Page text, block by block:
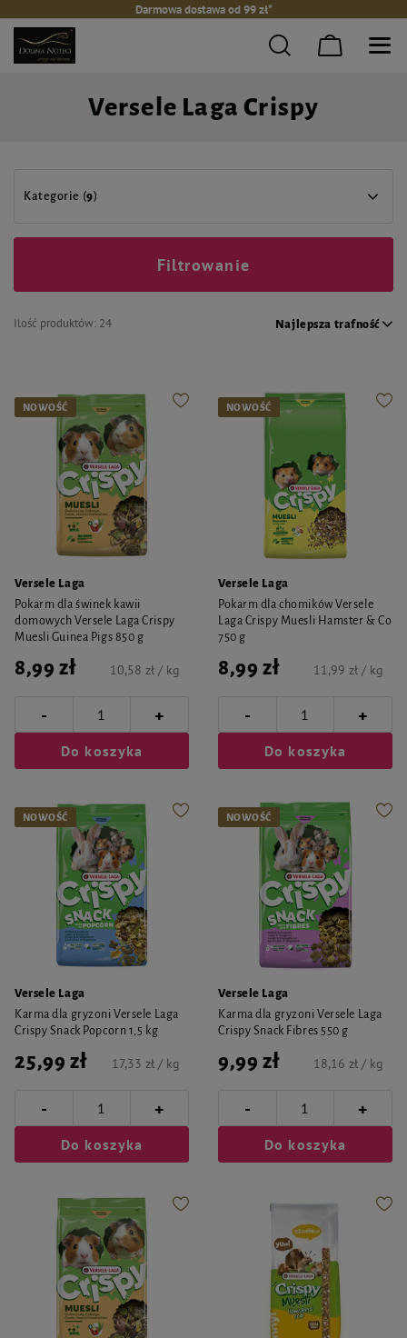
Darmowa dostawa od 99 zł*
Versele Laga Crispy
Kategorie (9)
Ilość produktów: 24 Najlepsza trafność
Filtrowanie
NOWOŚĆ
Versele Laga
Pokarm dla świnek kawii
domowych Versele Laga Crispy
Muesli Guinea Pigs 850 g
8,99 zł 10,58 zł / kg
- +
Do koszyka
NOWOŚĆ
Versele Laga
Pokarm dla chomików Versele
Laga Crispy Muesli Hamster & Co
750 g
8,99 zł 11,99 zł / kg
- +
Do koszyka
NOWOŚĆ
Versele Laga
Karma dla gryzoni Versele Laga
Crispy Snack Popcorn 1,5 kg
25,99 zł 17,33 zł / kg
- +
Do koszyka
NOWOŚĆ
Versele Laga
Karma dla gryzoni Versele Laga
Crispy Snack Fibres 550 g
9,99 zł 18,16 zł / kg
- +
Do koszyka